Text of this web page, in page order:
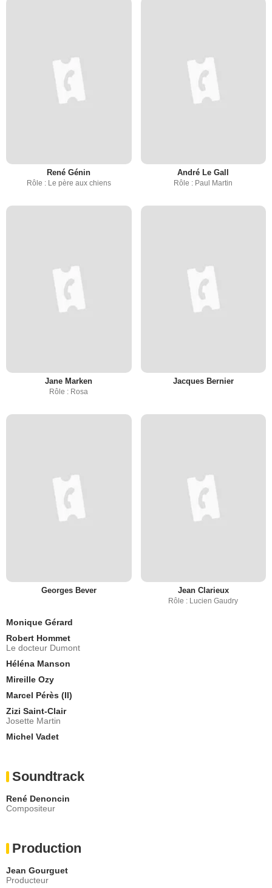
René Génin
Rôle : Le père aux chiens
André Le Gall
Rôle : Paul Martin
Jane Marken
Rôle : Rosa
Jacques Bernier
Georges Bever Jean Clarieux
Rôle : Lucien Gaudry
Monique Gérard
Robert Hommet
Le docteur Dumont
Héléna Manson
Mireille Ozy
Marcel Pérès (II)
Zizi Saint-Clair
Josette Martin
Michel Vadet
Soundtrack
René Denoncin
Compositeur
Production
Jean Gourguet
Producteur